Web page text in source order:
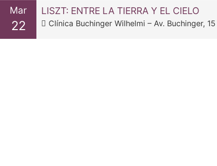
Mar
22
LISZT: ENTRE LA TIERRA Y EL CIELO
Clínica Buchinger Wilhelmi – Av. Buchinger, 15